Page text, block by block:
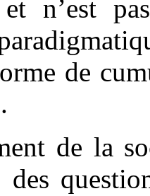
n’est
de
de la
des